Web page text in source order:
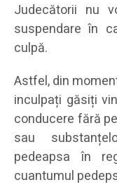
Judecătorii nu
suspendare în
culpă.
Astfel, din
inculpați găsiți
conducere fără
sau
pedeapsa în
cuantumul